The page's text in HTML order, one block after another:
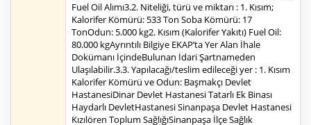
Fuel Oil Alımı3.2. Niteliği, türü ve miktarı : 1. Kısım;
Kalorifer Kömürü: 533 Ton Soba Kömürü: 17
TonOdun: 5.000 kg2. Kısım (Kalorifer Yakıtı) Fuel Oil:
80.000 kgAyrıntılı Bilgiye EKAP’ta Yer Alan İhale
Dokümanı İçindeBulunan İdari Şartnameden
Ulaşılabilir.3.3. Yapılacağı/teslim edileceği yer : 1. Kısım
Kalorifer Kömürü ve Odun: Başmakçı Devlet
HastanesiDinar Devlet Hastanesi Tatarlı Ek Binası
Haydarlı DevletHastanesi Sinanpaşa Devlet Hastanesi
Kızılören Toplum SağlığıSinanpaşa İlçe Sağlık